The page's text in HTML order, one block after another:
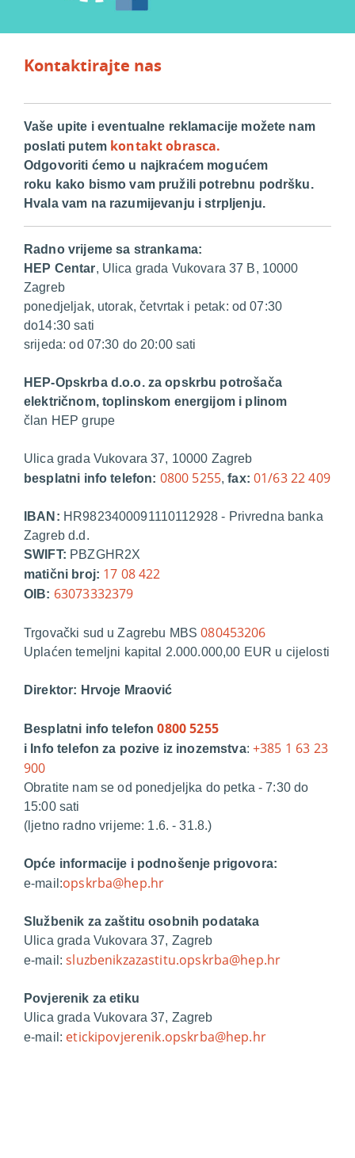
Kontaktirajte nas
Vaše upite i eventualne reklamacije možete nam
poslati putem kontakt obrasca.
Odgovoriti ćemo u najkraćem mogućem
roku kako bismo vam pružili potrebnu podršku.
Hvala vam na razumijevanju i strpljenju.
Radno vrijeme sa strankama:
HEP Centar, Ulica grada Vukovara 37 B, 10000
Zagreb
ponedjeljak, utorak, četvrtak i petak: od 07:30
do14:30 sati
srijeda: od 07:30 do 20:00 sati
HEP-Opskrba d.o.o. za opskrbu potrošača
električnom, toplinskom energijom i plinom
član HEP grupe
Ulica grada Vukovara 37, 10000 Zagreb
besplatni info telefon: 0800 5255,fax: 01/63 22 409
IBAN: HR9823400091110112928 - Privredna banka
Zagreb d.d.
SWIFT: PBZGHR2X
matični broj: 17 08 422
OIB: 63073332379
Trgovački sud u Zagrebu MBS080453206
Uplaćen temeljni kapital 2.000.000,00 EUR u cijelosti
Direktor: Hrvoje Mraović
Besplatni info telefon0800 5255
i Info telefon za pozive iz inozemstva:+385 1 63 23
900
Obratite nam se od ponedjeljka do petka - 7:30 do
15:00 sati
(ljetno radno vrijeme: 1.6. - 31.8.)
Opće informacije i podnošenje prigovora:
e-mail:opskrba@hep.hr
Službenik za zaštitu osobnih podataka
Ulica grada Vukovara 37, Zagreb
e-mail:sluzbenikzazastitu.opskrba@hep.hr
Povjerenik za etiku
Ulica grada Vukovara 37, Zagreb
e-mail: etickipovjerenik.opskrba@hep.hr